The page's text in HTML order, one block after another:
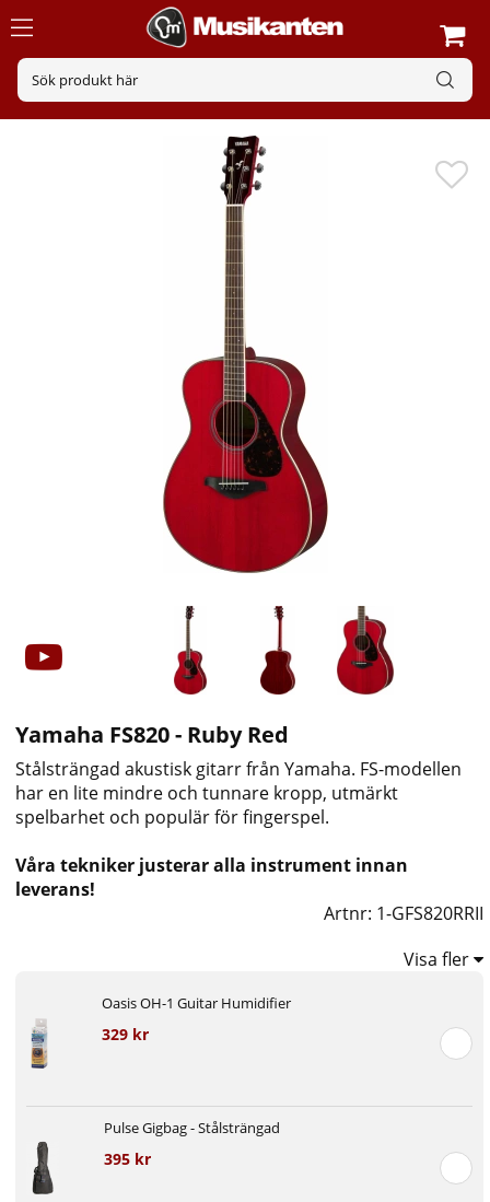
Yamaha FS820 - Ruby Red
Stålsträngad akustisk gitarr från Yamaha. FS-modellen
har en lite mindre och tunnare kropp, utmärkt
spelbarhet och populär för fingerspel.
Våra tekniker justerar alla instrument innan
leverans!
Artnr: 1-GFS820RRII
Visa fler
Oasis OH-1 Guitar Humidifier
329 kr
Pulse Gigbag - Stålsträngad
395 kr